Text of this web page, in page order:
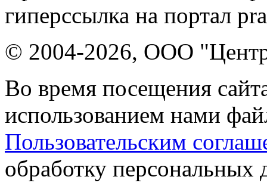
гиперссылка на портал
© 2004-2026, ООО "Центр
Во время посещения
использованием нами
Пользовательским
обработку персональных